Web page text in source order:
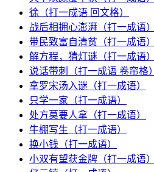
徐（打一成语 回文格）
战后相拥心澎湃（打一成语）
带民致富自清贫（打一成语）
解方程，猜灯谜（打一成语）
说话带刺（打一成语 卷帘格）
拿罗宋汤入谜（打一成语）
只学一家（打一成语）
处方莫要人拿（打一成语）
牛棚写生（打一成语）
换小钱（打一成语）
小双有望获金牌（打一成语）